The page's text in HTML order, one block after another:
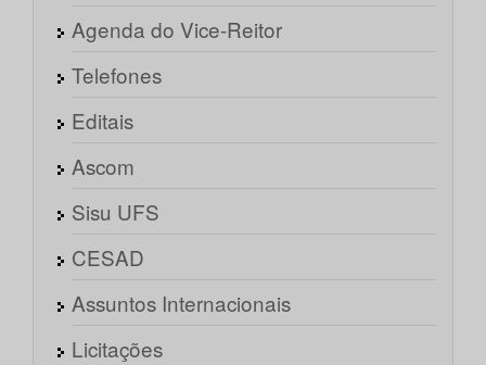
Agenda do Vice-Reitor
Telefones
Editais
Ascom
Sisu UFS
CESAD
Assuntos Internacionais
Licitações